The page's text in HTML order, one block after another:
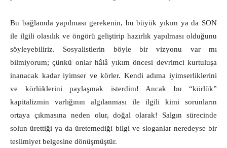
Bu bağlamda yapılması gerekenin, bu büyük yıkım ya da SON
ile ilgili olasılık ve öngörü geliştirip hazırlık yapılması olduğunu
söyleyebiliriz. Sosyalistlerin böyle bir vizyonu var mı
bilmiyorum; çünkü onlar hâlâ yıkım öncesi devrimci kurtuluşa
inanacak kadar iyimser ve körler. Kendi adıma iyimserliklerini
ve körlüklerini paylaşmak isterdim! Ancak bu “körlük”
kapitalizmin varlığının algılanması ile ilgili kimi sorunların
ortaya çıkmasına neden olur, doğal olarak! Salgın sürecinde
solun ürettiği ya da üretemediği bilgi ve sloganlar neredeyse bir
teslimiyet belgesine dönüşmüştür.